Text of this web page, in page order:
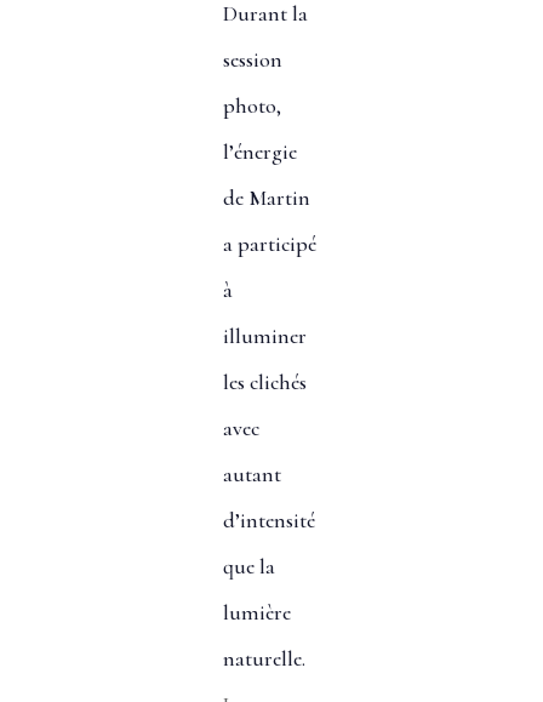
Durant la
session
photo,
l’énergie
de Martin
a participé
à
illuminer
les clichés
avec
autant
d’intensité
que la
lumière
naturelle.